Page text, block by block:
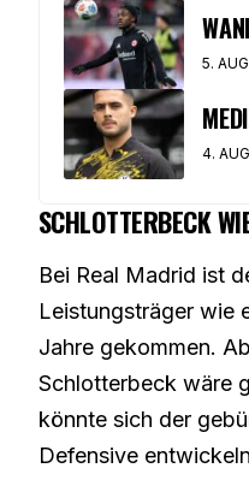
5.
4.
SCHLOTTERBECK
Bei Real Madrid ist
Leistungsträger wie
Jahre gekommen.
Schlotterbeck wäre
könnte sich der
Defensive